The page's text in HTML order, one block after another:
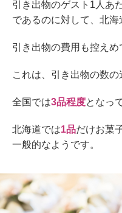
引 き出物のゲスト 1 人あ
であるのに対して、北海
引き出物の費用も控えめ
これは、引き出物の数
全国では3品程度と なっ
北海道では1品だけお菓
一般的なようです。